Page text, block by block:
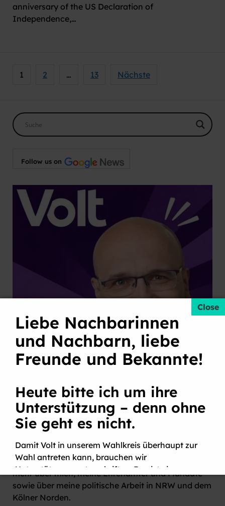
anniversary of the US Declaration of
Independence,…
Seitennummerierung
1 2 … 13 Nächste
Follow us on
LIEBE BÜRGERINNEN UND BÜRGER, LIEBE
BESUCHERINNEN UND BESUCHER,
Website gefunden haben und heiße Sie herzlich
willkommen. Auf den folgenden Seiten erfahren Sie
mehr über mich, meine Ehrenämter und Mandate
sowie über meine politische Arbeit in NRW und dem
Kölner Norden.
Liebe Nachbarinnen
und Nachbarn, liebe
Freunde und Bekannte!
Heute bitte ich um ihre
Unterstützung – denn ohne
Sie geht es nicht.
Damit Volt in unserem Wahlkreis überhaupt zur
Wahl antreten kann, brauchen wir
Unterstützungsunterschriften. Das ist ein
demokratisches Fundament unseres Wahlsystems
– und gleichzeitig eine echte Hürde. Genau